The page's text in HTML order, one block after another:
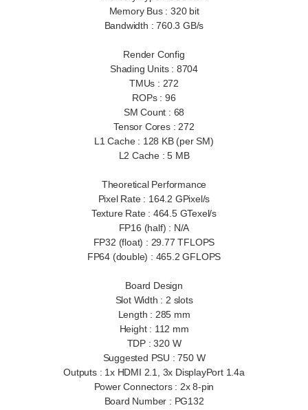
Memory Bus : 320 bit
Bandwidth : 760.3 GB/s
Render Config
Shading Units : 8704
TMUs : 272
ROPs : 96
SM Count : 68
Tensor Cores : 272
L1 Cache : 128 KB (per SM)
L2 Cache : 5 MB
Theoretical Performance
Pixel Rate : 164.2 GPixel/s
Texture Rate : 464.5 GTexel/s
FP16 (half) : N/A
FP32 (float) : 29.77 TFLOPS
FP64 (double) : 465.2 GFLOPS
Board Design
Slot Width : 2 slots
Length : 285 mm
Height : 112 mm
TDP : 320 W
Suggested PSU : 750 W
Outputs : 1x HDMI 2.1, 3x DisplayPort 1.4a
Power Connectors : 2x 8-pin
Board Number : PG132